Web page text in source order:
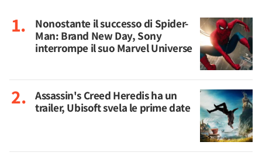
Nonostante il successo di Spider-
Man: Brand New Day, Sony
interrompe il suo Marvel Universe
Assassin's Creed Heredis ha un
trailer, Ubisoft svela le prime date